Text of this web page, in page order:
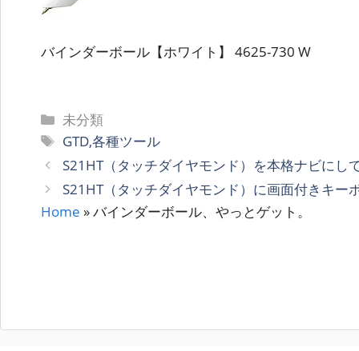
バインダーボール【ホワイト】 4625-730 W
カ
テ
ゴ
ー
未分類
タ
グ
GTD,各種ツール
S21HT（タッチダイヤモンド）を本格ナビにし
S21HT（タッチダイヤモンド）に画面付きキー
Home »バインダーボール、やっとゲット。